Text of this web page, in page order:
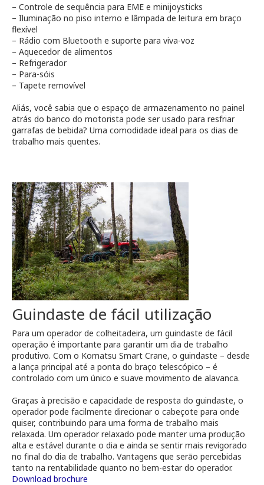
– Controle de sequência para EME e minijoysticks
– Iluminação no piso interno e lâmpada de leitura em braço
flexível
– Rádio com Bluetooth e suporte para viva-voz
– Aquecedor de alimentos
– Refrigerador
– Para-sóis
– Tapete removível
Aliás, você sabia que o espaço de armazenamento no painel
atrás do banco do motorista pode ser usado para resfriar
garrafas de bebida? Uma comodidade ideal para os dias de
trabalho mais quentes.
Guindaste de fácil utilização
Para um operador de colheitadeira, um guindaste de fácil
operação é importante para garantir um dia de trabalho
produtivo. Com o Komatsu Smart Crane, o guindaste – desde
a lança principal até a ponta do braço telescópico – é
controlado com um único e suave movimento de alavanca.
Graças à precisão e capacidade de resposta do guindaste, o
operador pode facilmente direcionar o cabeçote para onde
quiser, contribuindo para uma forma de trabalho mais
relaxada. Um operador relaxado pode manter uma produção
alta e estável durante o dia e ainda se sentir mais revigorado
no final do dia de trabalho. Vantagens que serão percebidas
tanto na rentabilidade quanto no bem-estar do operador.
Download brochure